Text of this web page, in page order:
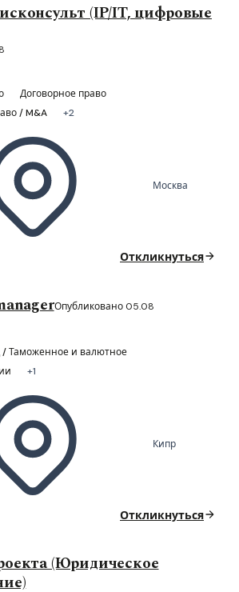
(IP/IT, цифровые
Договорное право
/ M&A
+2
Москва
Откликнуться
Опубликовано 05.08
/ Таможенное и валютное
+1
Кипр
Откликнуться
(Юридическое